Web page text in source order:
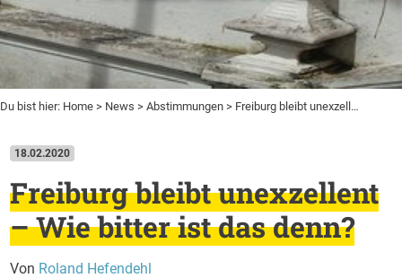
Du bist hier: Home > News > Abstimmungen > Freiburg bleibt unexzell…
18.02.2020
Freiburg bleibt unexzellent
– Wie bitter ist das denn?
Von Roland Hefendehl